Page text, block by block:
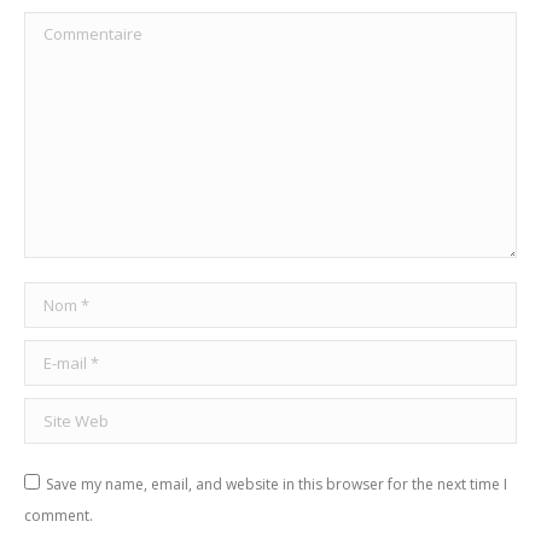
Commentaire
Nom *
E-mail *
Site Web
Save my name, email, and website in this browser for the next time I
comment.